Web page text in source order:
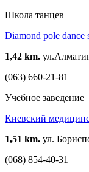
Школа танцев
Diamond pole dance
1,42 km.
(063) 660-21-81
Учебное заведение
Киевский
1,51 km. ул.
(068) 854-40-31